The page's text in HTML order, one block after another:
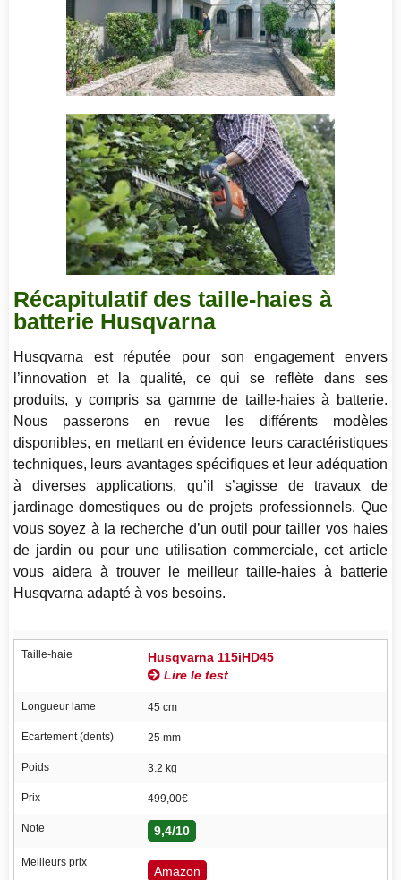
Récapitulatif des taille-haies à
batterie Husqvarna
Husqvarna est réputée pour son engagement envers
l’innovation et la qualité, ce qui se reflète dans ses
produits, y compris sa gamme de taille-haies à batterie.
Nous passerons en revue les différents modèles
disponibles, en mettant en évidence leurs caractéristiques
techniques, leurs avantages spécifiques et leur adéquation
à diverses applications, qu’il s’agisse de travaux de
jardinage domestiques ou de projets professionnels. Que
vous soyez à la recherche d’un outil pour tailler vos haies
de jardin ou pour une utilisation commerciale, cet article
vous aidera à trouver le meilleur taille-haies à batterie
Husqvarna adapté à vos besoins.
Taille-haie
Husqvarna 115iHD45
Lire le test
Longueur lame 45 cm
Ecartement (dents) 25 mm
Poids 3.2 kg
Prix 499,00€
Note 9,4/10
Meilleurs prix
Amazon